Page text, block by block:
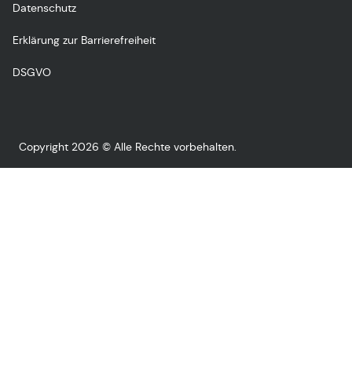
Datenschutz
Erklärung zur Barrierefreiheit
DSGVO
Copyright 2026 © Alle Rechte vorbehalten.